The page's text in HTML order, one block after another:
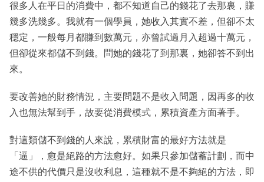
很多人在平日的消費中，都不知道自己的錢花了去那裏，賺
幾多洗幾多。我就有一個學員，她收入其實不差，但卻不太
穩定，一般每月都賺到數萬元，亦曾試過月入超過十萬元，
但卻從來都儲不到錢。問她的錢花了到那裏，她卻答不到出
來。
要改善她的財務情況，主要問題不是收入問題，因再多的收
入也無法幫到手，故要從消費模式，累積資產方面著手。
對這類儲不到錢的人來說，累積財富的最好方法就是
「逼」，愈是絕路的方法愈好。如果只參加儲蓄計劃，而中
途不供的代價只是沒收利息，這種就不是不夠絕的方法，即